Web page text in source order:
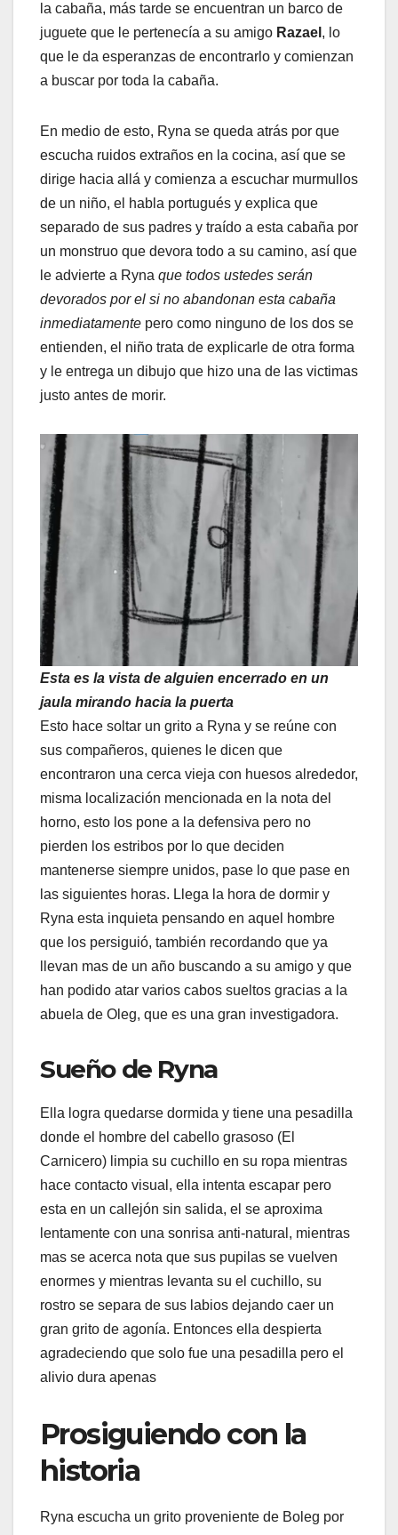
la cabaña, más tarde se encuentran un barco de
juguete que le pertenecía a su amigo Razael , lo
que le da esperanzas de encontrarlo y comienzan
a buscar por toda la cabaña.
En medio de esto, Ryna se queda atrás por que
escucha ruidos extraños en la cocina, así que se
dirige hacia allá y comienza a escuchar murmullos
de un niño, el habla portugués y explica que
separado de sus padres y traído a esta cabaña por
un monstruo que devora todo a su camino, así que
le advierte a Ryna que todos ustedes serán
devorados por el si no abandonan esta cabaña
inmediatamente pero como ninguno de los dos se
entienden, el niño trata de explicarle de otra forma
y le entrega un dibujo que hizo una de las victimas
justo antes de morir.
Esta es la vista de alguien encerrado en un
jaula mirando hacia la puerta
Esto hace soltar un grito a Ryna y se reúne con
sus compañeros, quienes le dicen que
encontraron una cerca vieja con huesos alrededor,
misma localización mencionada en la nota del
horno, esto los pone a la defensiva pero no
pierden los estribos por lo que deciden
mantenerse siempre unidos, pase lo que pase en
las siguientes horas. Llega la hora de dormir y
Ryna esta inquieta pensando en aquel hombre
que los persiguió, también recordando que ya
llevan mas de un año buscando a su amigo y que
han podido atar varios cabos sueltos gracias a la
abuela de Oleg, que es una gran investigadora.
Sueño de Ryna
Ella logra quedarse dormida y tiene una pesadilla
donde el hombre del cabello grasoso (El
Carnicero) limpia su cuchillo en su ropa mientras
hace contacto visual, ella intenta escapar pero
esta en un callejón sin salida, el se aproxima
lentamente con una sonrisa anti-natural, mientras
mas se acerca nota que sus pupilas se vuelven
enormes y mientras levanta su el cuchillo, su
rostro se separa de sus labios dejando caer un
gran grito de agonía. Entonces ella despierta
agradeciendo que solo fue una pesadilla pero el
alivio dura apenas
Prosiguiendo con la
historia
Ryna escucha un grito proveniente de Boleg por